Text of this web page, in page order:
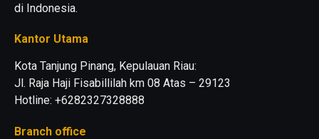
di Indonesia.
Kantor Utama
Kota Tanjung Pinang, Kepulauan Riau:
Jl. Raja Haji Fisabillilah km 08 Atas – 29123
Hotline: +6282327328888
Branch office